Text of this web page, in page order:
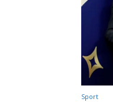
Sport